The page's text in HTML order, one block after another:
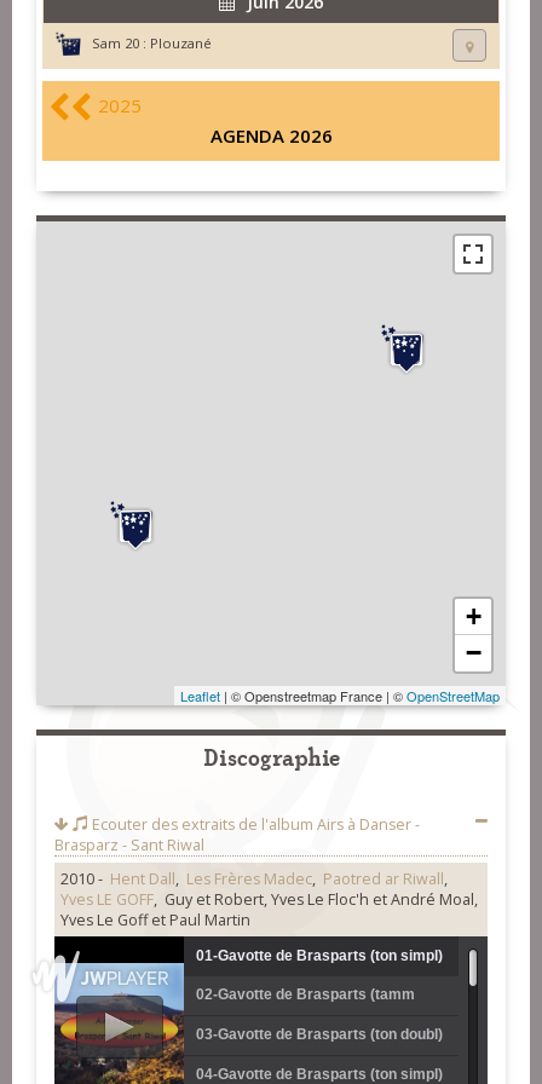
Sam 20 : Plouzané
2025
AGENDA 2026
+
−
Leaflet | © Openstreetmap France | ©OpenStreetMap
Discographie
Ecouter des extraits de l'album Airs à Danser -
Brasparz - Sant Riwal
2010 - Hent Dall, Les Frères Madec, Paotred ar Riwall,
Yves LE GOFF, Guy et Robert, Yves Le Floc'h et André Moal,
Yves Le Goff et Paul Martin
01-Gavotte de Brasparts (ton simpl)
(Guy et Robert)
02-Gavotte de Brasparts (tamm
kreiz) (Guy et Robert)
03-Gavotte de Brasparts (ton doubl)
(Guy et Robert)
04-Gavotte de Brasparts (ton simpl)